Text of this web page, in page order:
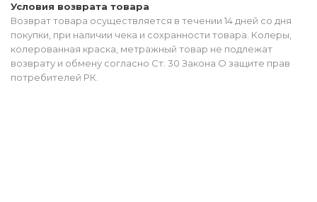
Условия возврата товара
Возврат товара осуществляется в течении 14 дней со дня
покупки, при наличии чека и сохранности товара. Колеры,
колерованная краска, метражный товар не подлежат
возврату и обмену согласно Ст. 30 Закона О защите прав
потребителей РК.